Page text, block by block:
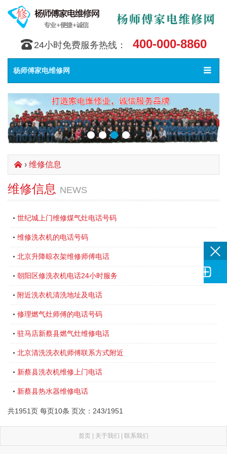
󰇯 24小时免费服务热线： 400-000-8860
Toggle
󰀥
杨师傅家电维修网
󰄫 › 维修信息
维修信息 NEWS
• 世纪城上门维修煤气灶电话号码
• 维修洗衣机的电话号码
• 北京升降晾衣架维修师傅电话
• 朝阳区修洗衣机电话24小时服务
• 附近洗衣机清洗地址及电话
• 修理燃气灶师傅的电话号码
• 驻马店新蔡县燃气灶维修电话
• 北京清洗洗衣机师傅联系方式附近
• 新蔡县洗衣机维修上门电话
• 新蔡县热水器维修电话
共1951页 每页10条 页次：243/1951
首页 | 关于我们 | 联系我们
